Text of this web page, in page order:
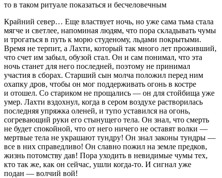
то в таком ритуале показаться и бесчеловечным
Крайний север… Еще властвует ночь, но уже сама тьма стала
мягче и светлее, напоминая людям, что пора складывать чумы
и трогаться в путь к морю студеному, льдами покрытыми.
Время не терпит, а Лахти, который так много лет проживший,
что счет им забыл, обузой стал. Он и сам понимал, что эта
ночь станет для него последней, поэтому не принимал
участия в сборах. Старший сын молча положил перед ним
охапку дров, чтобы он мог поддерживать огонь в костре
и отошел. Со стариком не прощались — он для стойбища уже
умер. Лахти вздохнул, когда в сером воздухе растворилась
последняя упряжка оленей, и тупо уставился на огонь,
согревающий руки его стынущего тела. Он знал, что смерть
не будет спокойной, что от него ничего не оставят волки —
мертвые тела не украшают тундру! Он знал законы тундры —
все в них справедливо! Он славно пожил на земле предков,
жизнь потомству дав! Пора уходить в невидимые чумы тех,
кто так же, как он сейчас, ушли когда-то. И сигнал уже
подан — волчий вой!